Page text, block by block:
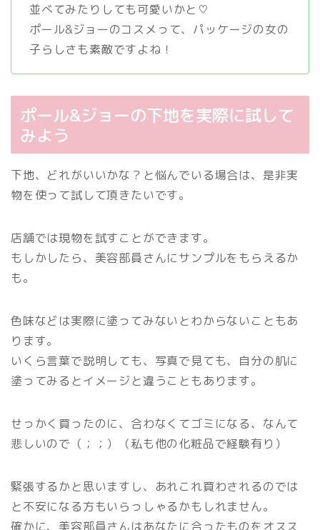
並べてみたりしても可愛いかと♡
ポール&ジョーのコスメって、パッケージの女の
子らしさも素敵ですよね！
ポール&ジョーの下地を実際に試して
みよう
下地、どれがいいかな？と悩んでいる場合は、是非実
物を使って試して頂きたいです。
店舗では現物を試すことができます。
もしかしたら、美容部員さんにサンプルをもらえるか
も。
色味などは実際に塗ってみないとわからないこともあ
ります。
いくら言葉で説明しても、写真で見ても、自分の肌に
塗ってみるとイメージと違うこともあります。
せっかく買ったのに、合わなくてゴミになる、なんて
悲しいので（；；）（私も他の化粧品で経験有り）
緊張するかと思いますし、あれこれ買わされるのでは
と不安になる方もいらっしゃるかもしれません。
確かに、美容部員さんはあなたに合ったものをオスス